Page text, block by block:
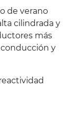
de verano
cilindrada y
más
y